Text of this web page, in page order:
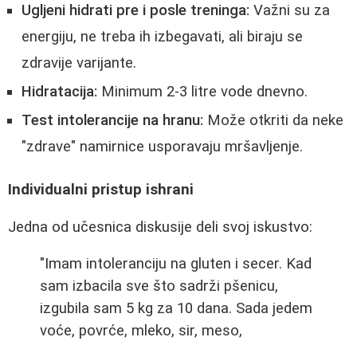
Ugljeni hidrati pre i posle treninga: Važni su za
energiju, ne treba ih izbegavati, ali biraju se
zdravije varijante.
Hidratacija: Minimum 2-3 litre vode dnevno.
Test intolerancije na hranu: Može otkriti da neke
"zdrave" namirnice usporavaju mršavljenje.
Individualni pristup ishrani
Jedna od učesnica diskusije deli svoj iskustvo:
"Imam intoleranciju na gluten i secer. Kad
sam izbacila sve što sadrži pšenicu,
izgubila sam 5 kg za 10 dana. Sada jedem
voće, povrće, mleko, sir, meso,